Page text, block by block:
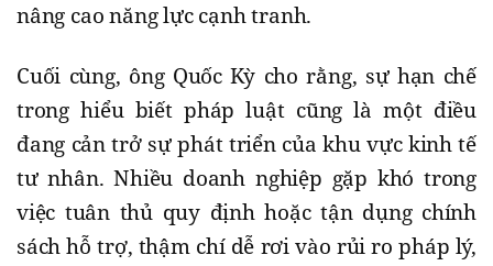
nâng cao năng lực cạnh tranh.
Cuối cùng, ông Quốc Kỳ cho rằng, sự hạn chế
trong hiểu biết pháp luật cũng là một điều
đang cản trở sự phát triển của khu vực kinh tế
tư nhân. Nhiều doanh nghiệp gặp khó trong
việc tuân thủ quy định hoặc tận dụng chính
sách hỗ trợ, thậm chí dễ rơi vào rủi ro pháp lý,